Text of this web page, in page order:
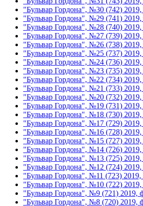
"Бульвар Гордона", №30 (742)
"Бульвар Гордона", №29 (741)
"Бульвар Гордона", №28 (740)
"Бульвар Гордона", №27 (739)
"Бульвар Гордона", №26 (738)
"Бульвар Гордона", №25 (737)
"Бульвар Гордона", №24 (736)
"Бульвар Гордона", №23 (735)
"Бульвар Гордона", №22 (734)
"Бульвар Гордона", №21 (733)
"Бульвар Гордона", №20 (732)
"Бульвар Гордона", №19 (731)
"Бульвар Гордона", №18 (730) 2019,
"Бульвар Гордона", №17 (729) 2019,
"Бульвар Гордона", №16 (728) 2019,
"Бульвар Гордона", №15 (727) 2019,
"Бульвар Гордона", №14 (726) 2019,
"Бульвар Гордона", №13 (725) 2019,
"Бульвар Гордона", №12 (724) 2019,
"Бульвар Гордона", №11 (723) 2019,
"Бульвар Гордона", №10 (722) 2019,
"Бульвар Гордона", №9 (721) 2019,
"Бульвар Гордона", №8 (720) 2019,